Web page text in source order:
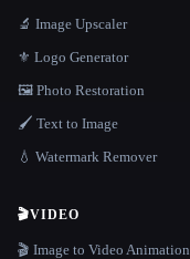
🔬 Image Upscaler
⚜️ Logo Generator
🖼️ Photo Restoration
🖌️ Text to Image
💧 Watermark Remover
🎬VIDEO
🎬 Image to Video Animation